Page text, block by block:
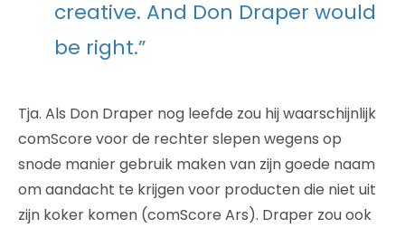
creative. And Don Draper would
be right.”
Tja. Als Don Draper nog leefde zou hij waarschijnlijk
comScore voor de rechter slepen wegens op
snode manier gebruik maken van zijn goede naam
om aandacht te krijgen voor producten die niet uit
zijn koker komen (comScore Ars). Draper zou ook